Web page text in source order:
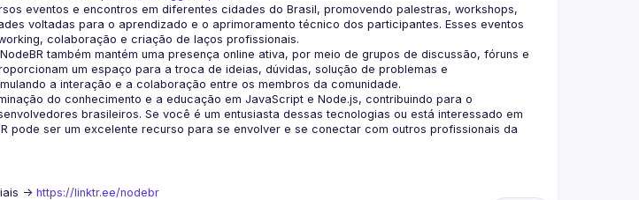
eventos e encontros em diferentes cidades do Brasil, promovendo palestras, workshops,
voltadas para o aprendizado e o aprimoramento técnico dos participantes. Esses eventos
também mantém uma presença online ativa, por meio de grupos de discussão, fóruns e
um espaço para a troca de ideias, dúvidas, solução de problemas e
do conhecimento e a educação em JavaScript e Node.js, contribuindo para o
brasileiros. Se você é um entusiasta dessas tecnologias ou está interessado em
pode ser um excelente recurso para se envolver e se conectar com outros profissionais da
-> https://linktr.ee/nodebr